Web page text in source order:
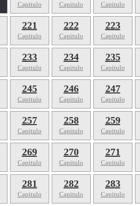
Capitulo Capitulo Capitulo
221
Capitulo
222
Capitulo
223
Capitulo
233
Capitulo
234
Capitulo
235
Capitulo
245
Capitulo
246
Capitulo
247
Capitulo
257
Capitulo
258
Capitulo
259
Capitulo
269
Capitulo
270
Capitulo
271
Capitulo
281
Capitulo
282
Capitulo
283
Capitulo